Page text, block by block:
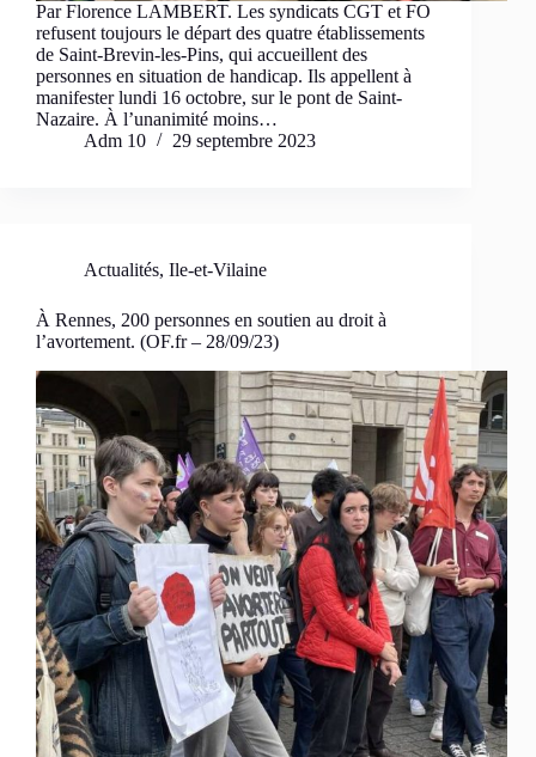
Par Florence LAMBERT. Les syndicats CGT et FO
refusent toujours le départ des quatre établissements
de Saint-Brevin-les-Pins, qui accueillent des
personnes en situation de handicap. Ils appellent à
manifester lundi 16 octobre, sur le pont de Saint-
Nazaire. À l’unanimité moins…
Adm 10
29 septembre 2023
Actualités, Ile-et-Vilaine
À Rennes, 200 personnes en soutien au droit à
l’avortement. (OF.fr – 28/09/23)